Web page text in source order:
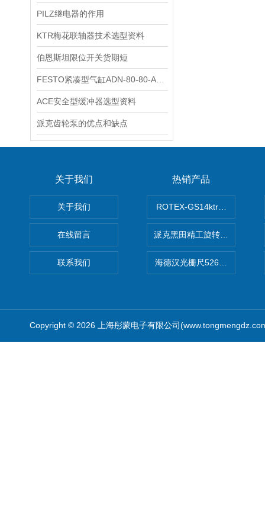
PILZ继电器的作用
KTR梅花联轴器技术选型资料
伯恩斯坦限位开关货期短
ACE安全型缓冲器选型资料
派克齿轮泵的优点和缺点
关于我们
关于我们
在线留言
联系我们
热销产品
ROTEX-GS14ktr梅花连轴器
派克黑田精工旋转气缸
海德汉光栅尺526974-09
Copyright © 2026 上海彤蒙电子有限公司